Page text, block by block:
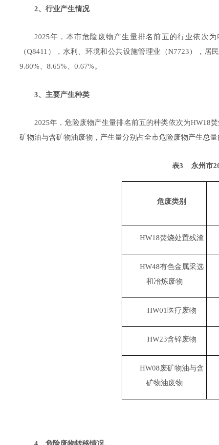
2、行业产生情况
2025年，本市危险废物产生量排名前五的行业依次
（Q8411 ） ，水利、环境和公共设施管理业（N7723），居
9.80% 8.65% 0.67%。
3、主要产生种类
2025年，危险废物产生量排名前五的种类依次为HW18
矿物油与含矿物油废物，产生量分别占全市危险废物产生总量
表3 永州市
危废类别
HW18焚烧处置残渣
HW48有色金属采选
和冶炼废物
HW01 医疗废物
HW23含锌废物
HW08废矿物油与含
矿物油废物